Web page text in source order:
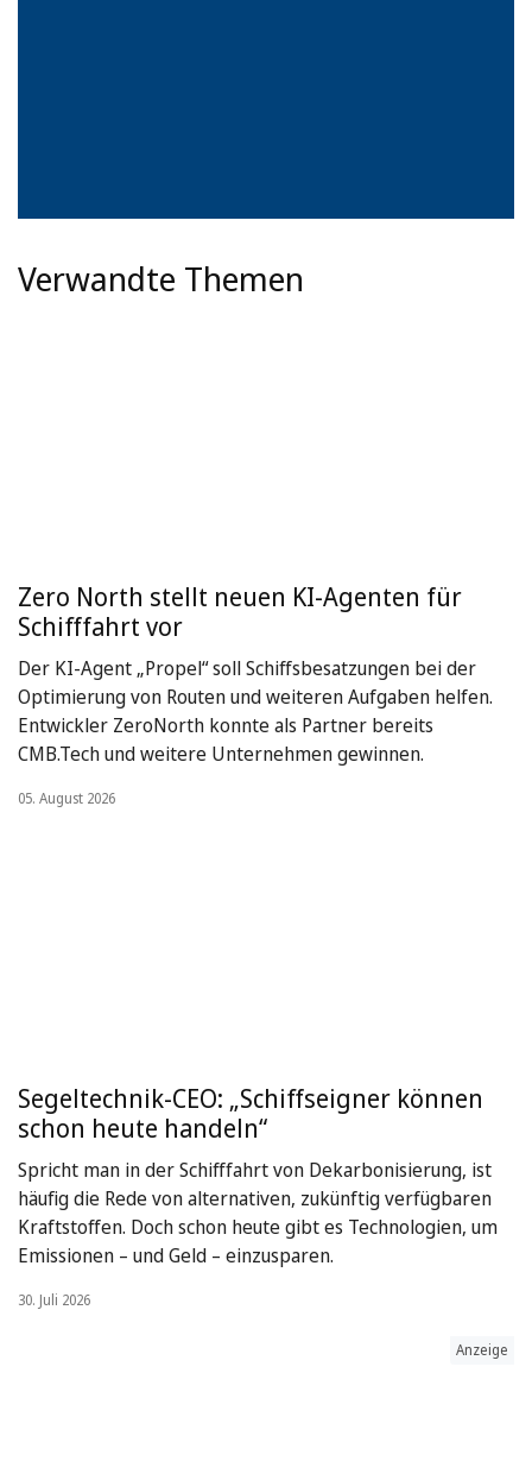
Verwandte Themen
Zero North stellt neuen KI-Agenten für
Schifffahrt vor
Der KI-Agent „Propel“ soll Schiffsbesatzungen bei der
Optimierung von Routen und weiteren Aufgaben helfen.
Entwickler ZeroNorth konnte als Partner bereits
CMB.Tech und weitere Unternehmen gewinnen.
05. August 2026
Segeltechnik-CEO: „Schiffseigner können
schon heute handeln“
Spricht man in der Schifffahrt von Dekarbonisierung, ist
häufig die Rede von alternativen, zukünftig verfügbaren
Kraftstoffen. Doch schon heute gibt es Technologien, um
Emissionen – und Geld – einzusparen.
30. Juli 2026
Anzeige